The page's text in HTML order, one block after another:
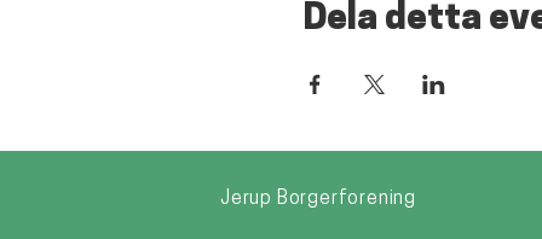
Dela detta
Jerup Borgerforening